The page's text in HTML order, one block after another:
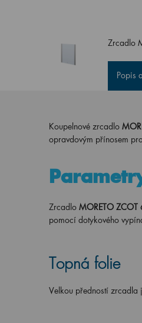
Zrcadlo
Popis
Koupelnové zrcadlo
opravdovým přínosem
Zrcadlo MORETO ZCOT
pomocí dotykového
Topná folie
Velkou předností zrcadla